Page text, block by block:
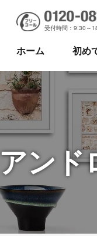
受付時間：9:30～
ホーム 初め
アンド